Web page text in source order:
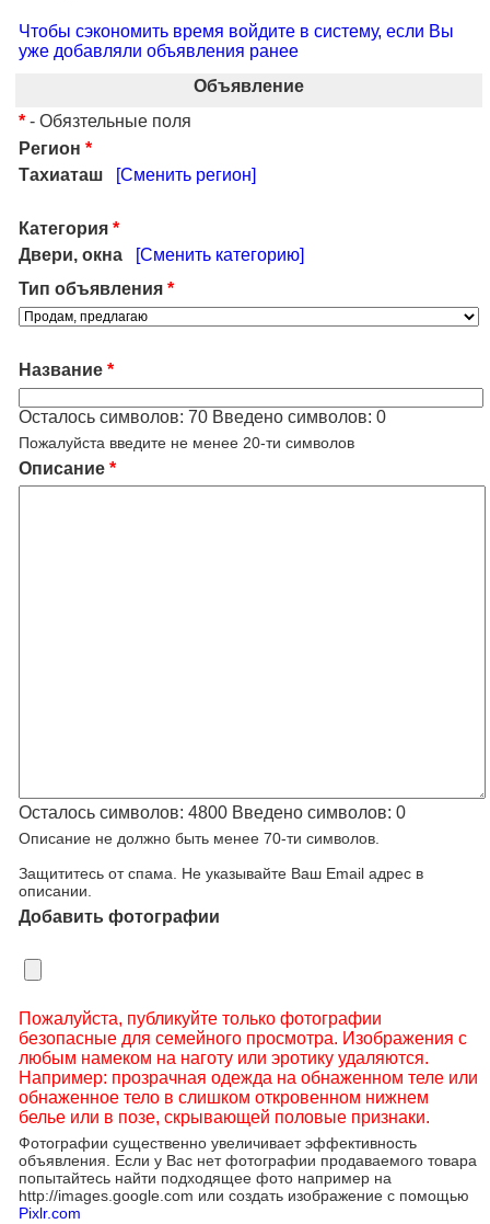
Чтобы сэкономить время войдите в систему, если Вы
уже добавляли объявления ранее
Объявление
* - Обязтельные поля
Регион *
Тахиаташ
[Сменить регион]
Категория *
Двери, окна
[Сменить категорию]
Тип объявления *
Название *
Осталось символов: 70 Введено символов: 0
Пожалуйста введите не менее 20-ти символов
Описание *
Осталось символов: 4800 Введено символов: 0
Описание не должно быть менее 70-ти символов.
Защититесь от спама. Не указывайте Ваш Email адрес в
описании.
Добавить фотографии
Пожалуйста, публикуйте только фотографии
безопасные для семейного просмотра. Изображения с
любым намеком на наготу или эротику удаляются.
Например: прозрачная одежда на обнаженном теле или
обнаженное тело в слишком откровенном нижнем
белье или в позе, скрывающей половые признаки.
Фотографии существенно увеличивает эффективность
объявления. Если у Вас нет фотографии продаваемого товара
попытайтесь найти подходящее фото например на
http://images.google.com или создать изображение с помощью
Pixlr.com